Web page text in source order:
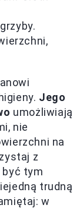
Jego
umożliwiają
nie
na
z
tym
trudną
w